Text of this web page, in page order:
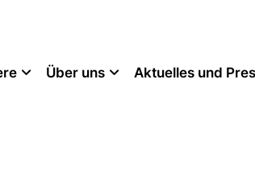
Über uns Aktuelles und